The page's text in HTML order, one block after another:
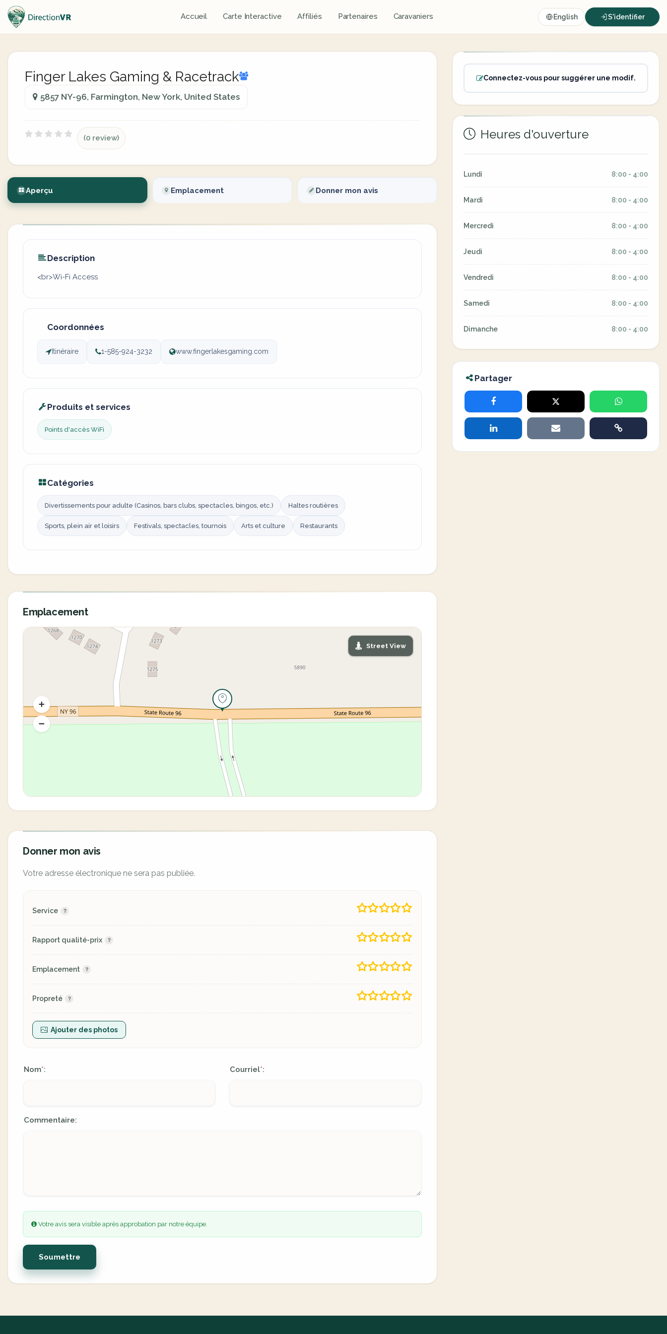
Accueil Carte Interactive Affiliés Partenaires Caravaniers English S'identifier
Finger Lakes Gaming & Racetrack
5857 NY-96, Farmington, New York, United States
(0 review)
Aperçu Emplacement Donner mon avis
Description
<br>Wi-Fi Access
Coordonnées
Itinéraire 1-585-924-3232 www.fingerlakesgaming.com
Produits et services
Points d'accès WiFi
Catégories
Divertissements pour adulte (Casinos, bars clubs, spectacles, bingos, etc.) Haltes routières
Sports, plein air et loisirs Festivals, spectacles, tournois Arts et culture Restaurants
Emplacement
Street View
Donner mon avis
Votre adresse électronique ne sera pas publiée.
Service
Rapport qualité-prix
Emplacement
Propreté
Ajouter des photos
Nom*: Courriel*:
Commentaire:
Votre avis sera visible après approbation par notre équipe.
Soumettre
Connectez-vous pour suggérer une modif.
Heures d'ouverture
Lundi 8:00 - 4:00
Mardi 8:00 - 4:00
Mercredi 8:00 - 4:00
Jeudi 8:00 - 4:00
Vendredi 8:00 - 4:00
Samedi 8:00 - 4:00
Dimanche 8:00 - 4:00
Partager